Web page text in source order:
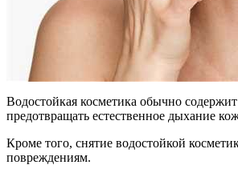
Водостойкая косметика обычно
предотвращать естественное дыхание
Кроме того, снятие водостойкой
повреждениям.